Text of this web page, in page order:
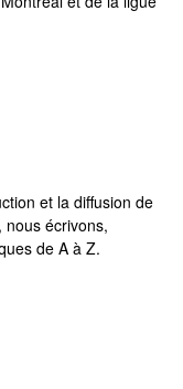
et la diffusion de
nous écrivons,
de A à Z.